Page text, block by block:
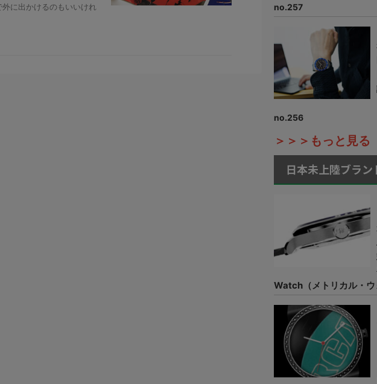
に出かけるのもいいけれ
no.257
no.256
＞＞＞もっと見る
日本未上陸ブラン
Watch（メトリカル・ウ